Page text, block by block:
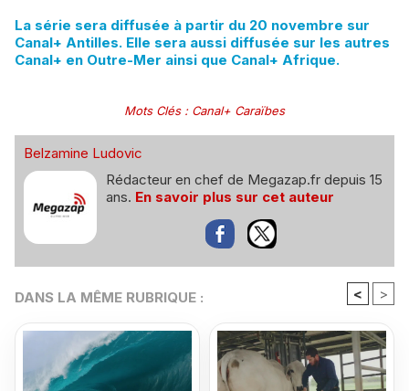
La série sera diffusée à partir du 20 novembre sur
Canal+ Antilles. Elle sera aussi diffusée sur les autres
Canal+ en Outre-Mer ainsi que Canal+ Afrique.
Mots Clés: Canal+ Caraïbes
Belzamine Ludovic
Rédacteur en chef de Megazap.fr depuis 15
ans. En savoir plus sur cet auteur
DANS LA MÊME RUBRIQUE : < >